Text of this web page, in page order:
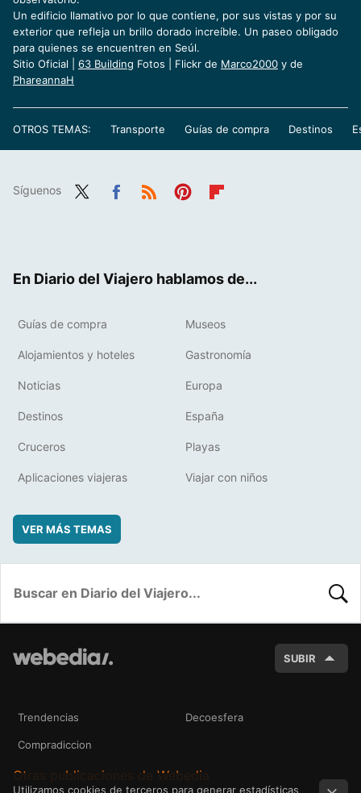
Un edificio llamativo por lo que contiene, por sus vistas y por su
exterior que refleja un brillo dorado increíble. Un paseo obligado
para quienes se encuentren en Seúl.
Sitio Oficial | 63 Building Fotos | Flickr de Marco2000 y de
PhareannaH
OTROS TEMAS: Transporte Guías de compra Destinos
Síguenos
En Diario del Viajero hablamos de...
Guías de compra Museos
Alojamientos y hoteles Gastronomía
Noticias Europa
Destinos España
Cruceros Playas
Aplicaciones viajeras Viajar con niños
VER MÁS TEMAS
SUBIR
Trendencias Decoesfera
Compradiccion
Otras publicaciones de Webedia
Utilizamos cookies de terceros para generar estadísticas